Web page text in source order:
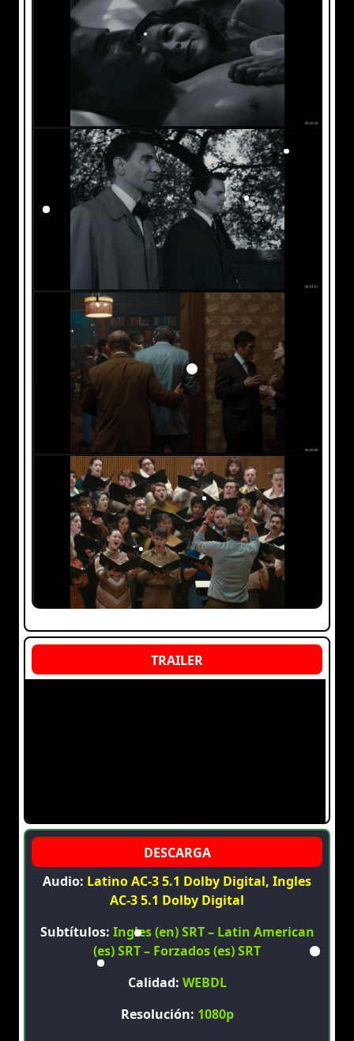
Audio: Latino AC-3 5.1 Dolby Digital, Ingles
AC-3 5.1 Dolby Digital
Subtítulos: Ingles (en) SRT – Latin American
(es) SRT – Forzados (es) SRT
Calidad: WEBDL
Resolución: 1080p